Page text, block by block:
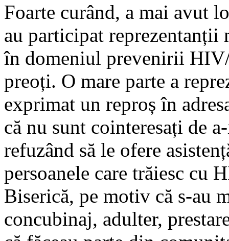
Foarte curând, a mai avut
au participat
în domeniul prevenirii
preoți. O mare parte a
exprimat un reproș în
că nu sunt cointeresați de
refuzând să le ofere
persoanele care trăiesc cu
Biserică, pe motiv că s-au
concubinaj, adulter,